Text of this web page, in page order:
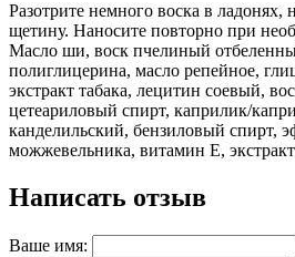
Разотрите немного воска в ладонях,
щетину. Наносите повторно при
Масло ши, воск пчелиный
полиглицерина, масло репейное,
экстракт табака, лецитин соевый,
цетеариловый спирт, каприлик/
канделильский, бензиловый спирт,
можжевельника, витамин Е,
Написать отзыв
Ваше имя: